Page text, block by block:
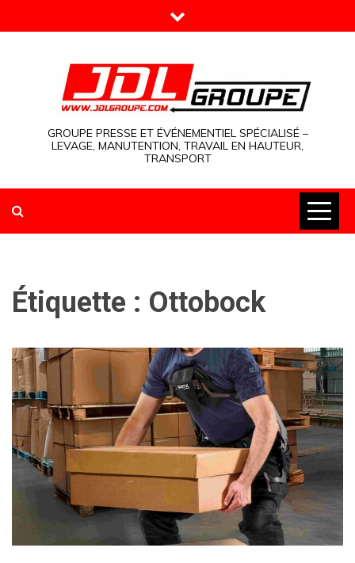
to
GROUPE PRESSE ET ÉVÉNEMENTIEL SPÉCIALISÉ –
LEVAGE, MANUTENTION, TRAVAIL EN HAUTEUR,
TRANSPORT
Étiquette : Ottobock